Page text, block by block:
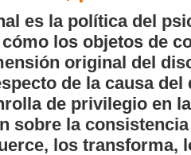
es la política del
los objetos de
original del
de la causa del
de privilegio en
sobre la
los transforma,